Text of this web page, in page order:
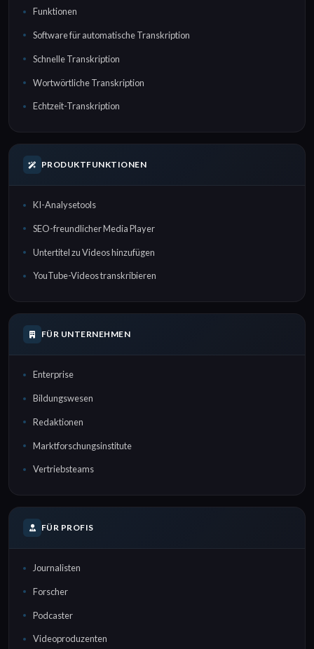
Funktionen
Software für automatische Transkription
Schnelle Transkription
Wortwörtliche Transkription
Echtzeit-Transkription
PRODUKTFUNKTIONEN
KI-Analysetools
SEO-freundlicher Media Player
Untertitel zu Videos hinzufügen
YouTube-Videos transkribieren
FÜR UNTERNEHMEN
Enterprise
Bildungswesen
Redaktionen
Marktforschungsinstitute
Vertriebsteams
FÜR PROFIS
Journalisten
Forscher
Podcaster
Videoproduzenten